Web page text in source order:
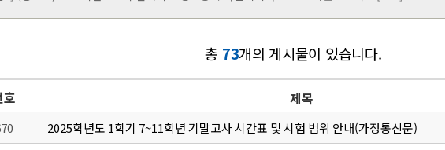
총 73개의 게시물이 있습니다.
호 제목
2025학년도 1학기 7~11학년 기말고사 시간표 및 시험 범위 안내(가정통신문)